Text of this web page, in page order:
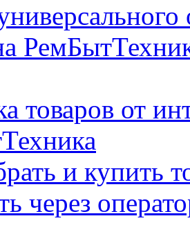
товаров от
и купить
через